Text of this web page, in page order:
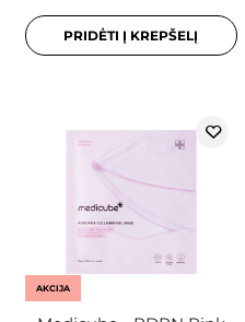
PRIDĖTI Į KREPŠELĮ
AKCIJA